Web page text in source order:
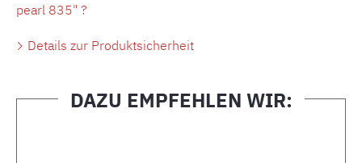
pearl 835" ?
Details zur Produktsicherheit
DAZU EMPFEHLEN WIR: